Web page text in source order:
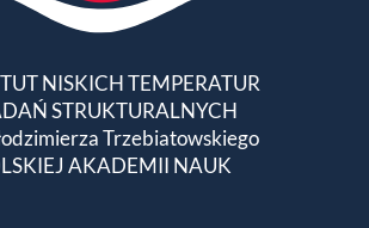
NISKICH TEMPERATUR
STRUKTURALNYCH
Trzebiatowskiego
AKADEMII NAUK